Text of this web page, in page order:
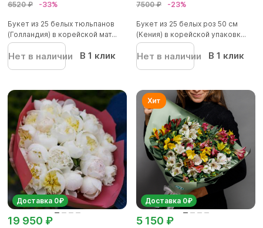
6520 ₽ -33%
Букет из 25 белых тюльпанов
(Голландия) в корейской мат...
Нет в наличии В 1 клик
7500 ₽ -23%
Букет из 25 белых роз 50 см
(Кения) в корейской упаковк...
Нет в наличии В 1 клик
Доставка 0₽
19 950 ₽
Доставка 0₽
5 150 ₽